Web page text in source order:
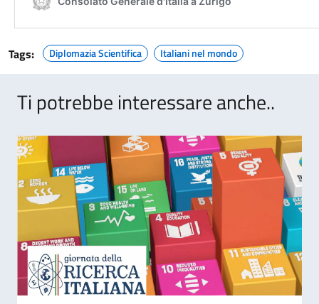
Tags: Diplomazia Scientifica Italiani nel mondo
Ti potrebbe interessare anche..